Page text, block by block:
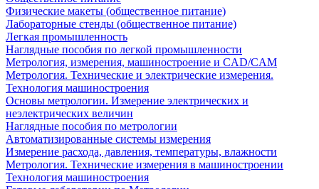
Физические макеты (общественное питание)
Лабораторные стенды (общественное питание)
Легкая промышленность
Наглядные пособия по легкой промышленности
Метрология, измерения, машиностроение и CAD/CAM
Метрология. Технические и электрические измерения.
Технология машиностроения
Основы метрологии. Измерение электрических и
неэлектрических величин
Наглядные пособия по метрологии
Автоматизированные системы измерения
Измерение расхода, давления, температуры, влажности
Метрология. Технические измерения в машиностроении
Технология машиностроения